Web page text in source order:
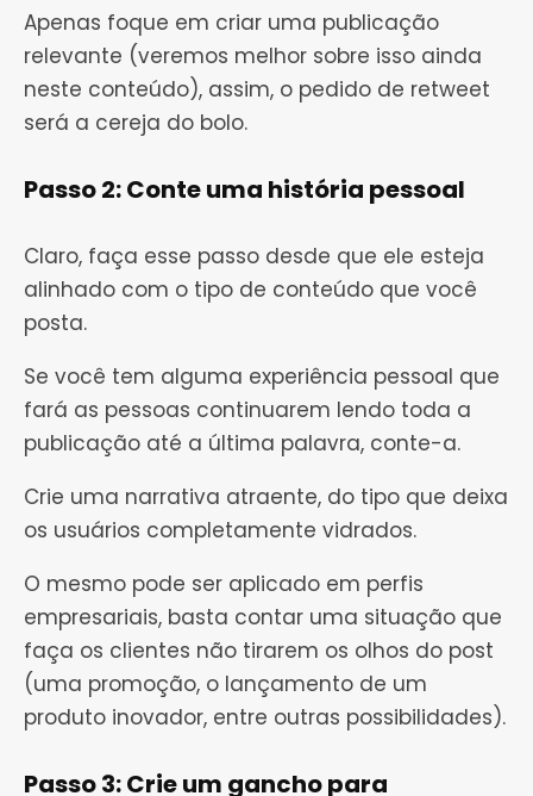
Apenas foque em criar uma publicação
relevante (veremos melhor sobre isso ainda
neste conteúdo), assim, o pedido de retweet
será a cereja do bolo.
Passo 2: Conte uma história pessoal
Claro, faça esse passo desde que ele esteja
alinhado com o tipo de conteúdo que você
posta.
Se você tem alguma experiência pessoal que
fará as pessoas continuarem lendo toda a
publicação até a última palavra, conte-a.
Crie uma narrativa atraente, do tipo que deixa
os usuários completamente vidrados.
O mesmo pode ser aplicado em perfis
empresariais, basta contar uma situação que
faça os clientes não tirarem os olhos do post
(uma promoção, o lançamento de um
produto inovador, entre outras possibilidades).
Passo 3: Crie um gancho para